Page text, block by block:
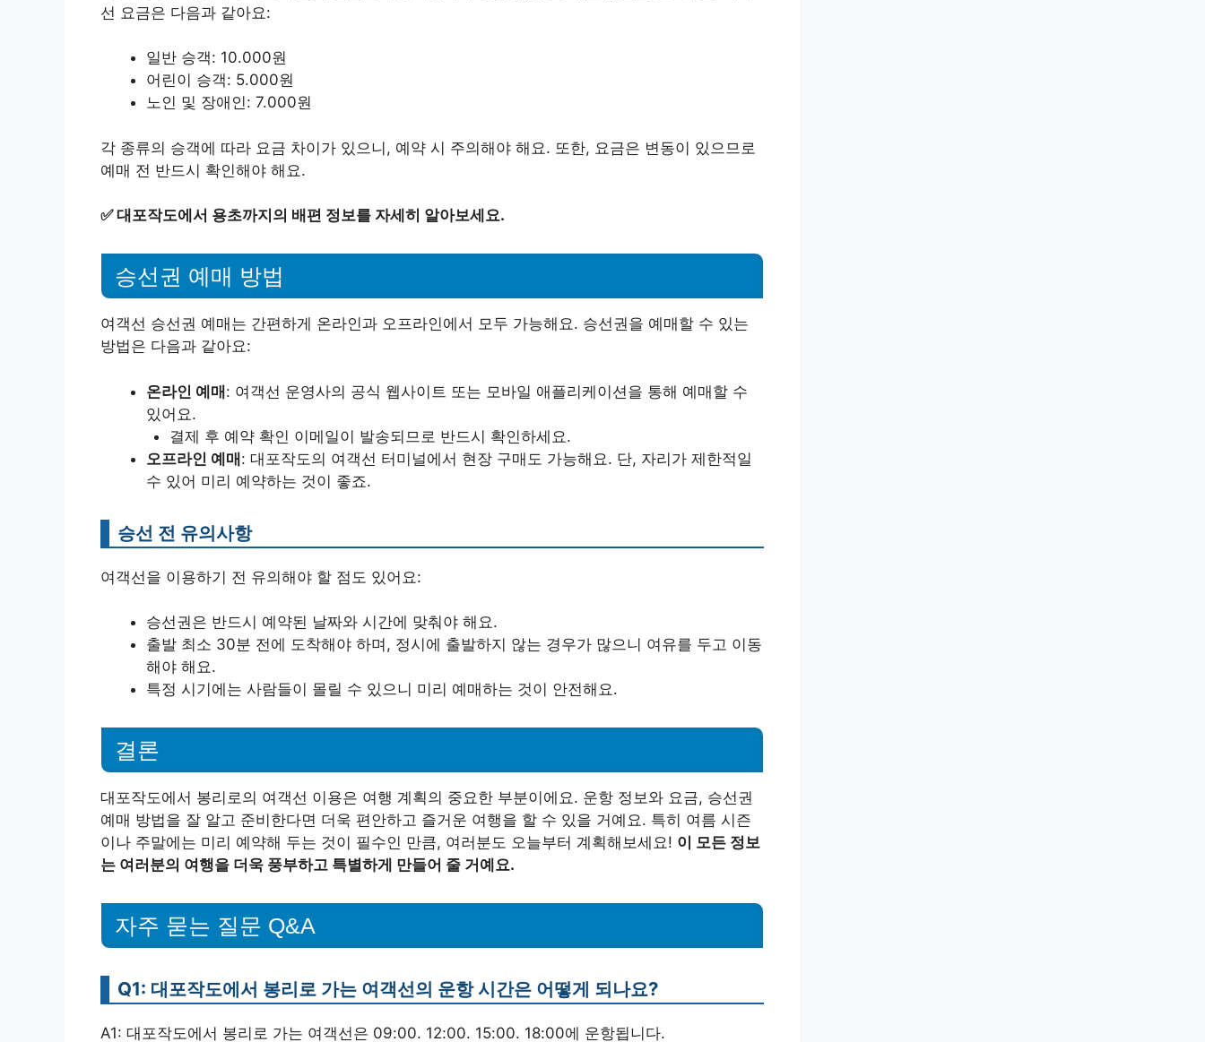
선 요금은 다음과 같아요:
일반 승객: 10.000원
어린이 승객: 5.000원
노인 및 장애인: 7.000원
각 종류의 승객에 따라 요금 차이가 있으니, 예약 시 주의해야 해요. 또한, 요금은 변동이 있으므로
예매 전 반드시 확인해야 해요.
✅대포작도에서 용초까지의 배편 정보를 자세히 알아보세요.
승선권 예매 방법
여객선 승선권 예매는 간편하게 온라인과 오프라인에서 모두 가능해요. 승선권을 예매할 수 있는
방법은 다음과 같아요:
온라인 예매: 여객선 운영사의 공식 웹사이트 또는 모바일 애플리케이션을 통해 예매할 수
있어요.
결제 후 예약 확인 이메일이 발송되므로 반드시 확인하세요.
오프라인 예매: 대포작도의 여객선 터미널에서 현장 구매도 가능해요. 단, 자리가 제한적일
수 있어 미리 예약하는 것이 좋죠.
승선 전 유의사항
여객선을 이용하기 전 유의해야 할 점도 있어요:
승선권은 반드시 예약된 날짜와 시간에 맞춰야 해요.
출발 최소 30분 전에 도착해야 하며, 정시에 출발하지 않는 경우가 많으니 여유를 두고 이동
해야 해요.
특정 시기에는 사람들이 몰릴 수 있으니 미리 예매하는 것이 안전해요.
결론
대포작도에서 봉리로의 여객선 이용은 여행 계획의 중요한 부분이에요. 운항 정보와 요금, 승선권
예매 방법을 잘 알고 준비한다면 더욱 편안하고 즐거운 여행을 할 수 있을 거예요. 특히 여름 시즌
이나 주말에는 미리 예약해 두는 것이 필수인 만큼, 여러분도 오늘부터 계획해보세요! 이 모든 정보
는 여러분의 여행을 더욱 풍부하고 특별하게 만들어 줄 거예요.
자주 묻는 질문 Q&A
Q1: 대포작도에서 봉리로 가는 여객선의 운항 시간은 어떻게 되나요?
A1: 대포작도에서 봉리로 가는 여객선은 09:00. 12:00. 15:00. 18:00에 운항됩니다.